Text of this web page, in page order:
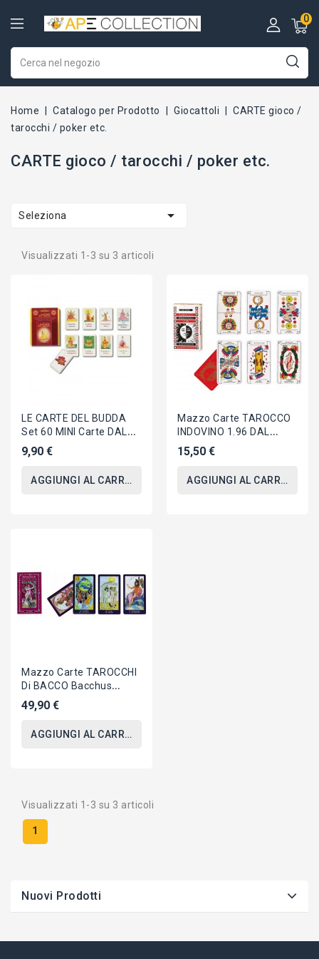
0
Home Catalogo per Prodotto Giocattoli
CARTE gioco /
tarocchi / poker etc.
CARTE gioco / tarocchi / poker etc.
Seleziona 
Visualizzati 1-3 su 3 articoli
LE CARTE DEL BUDDA
Set 60 MINI Carte DAL
NEGRO Buddha IN
ITALIANO
9,90 €
AGGIUNGI AL CARRELLO
Mazzo Carte TAROCCO
INDOVINO 1.96 DAL
NEGRO 40005
15,50 €
AGGIUNGI AL CARRELLO
Mazzo Carte TAROCCHI
Di BACCO Bacchus
Originali DAL NEGRO
40016
49,90 €
AGGIUNGI AL CARRELLO
Visualizzati 1-3 su 3 articoli
1
Nuovi Prodotti